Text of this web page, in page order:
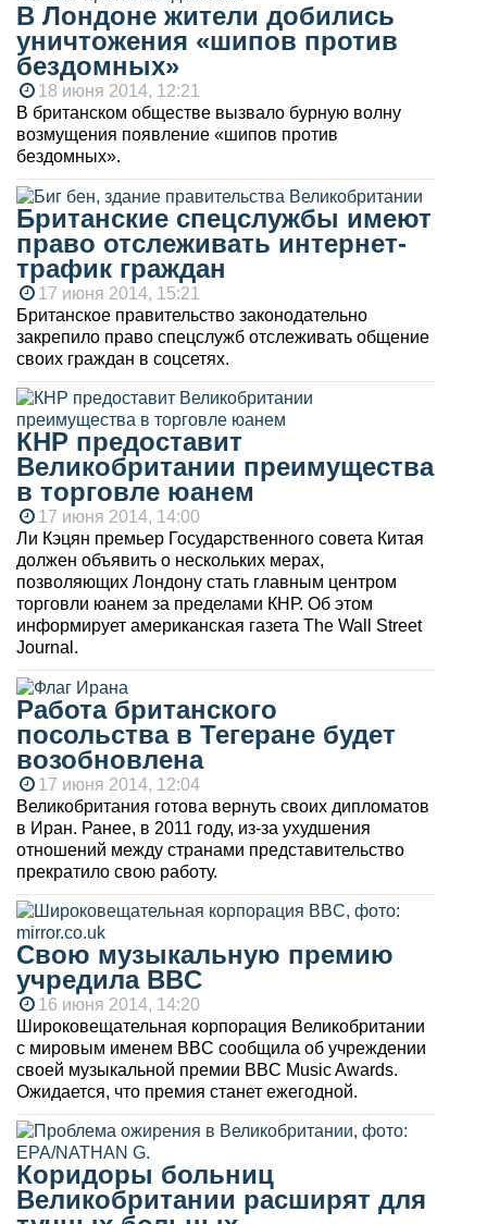
В Лондоне жители добились
уничтожения «шипов против
бездомных»
18 июня 2014, 12:21
В британском обществе вызвало бурную волну
возмущения появление «шипов против
бездомных».
Британские спецслужбы имеют
право отслеживать интернет-
трафик граждан
17 июня 2014, 15:21
Британское правительство законодательно
закрепило право спецслужб отслеживать общение
своих граждан в соцсетях.
КНР предоставит
Великобритании преимущества
в торговле юанем
17 июня 2014, 14:00
Ли Кэцян премьер Государственного совета Китая
должен объявить о нескольких мерах,
позволяющих Лондону стать главным центром
торговли юанем за пределами КНР. Об этом
информирует американская газета The Wall Street
Journal.
Работа британского
посольства в Тегеране будет
возобновлена
17 июня 2014, 12:04
Великобритания готова вернуть своих дипломатов
в Иран. Ранее, в 2011 году, из-за ухудшения
отношений между странами представительство
прекратило свою работу.
Свою музыкальную премию
учредила BBC
16 июня 2014, 14:20
Широковещательная корпорация Великобритании
с мировым именем BBC сообщила об учреждении
своей музыкальной премии BBC Music Awards.
Ожидается, что премия станет ежегодной.
Коридоры больниц
Великобритании расширят для